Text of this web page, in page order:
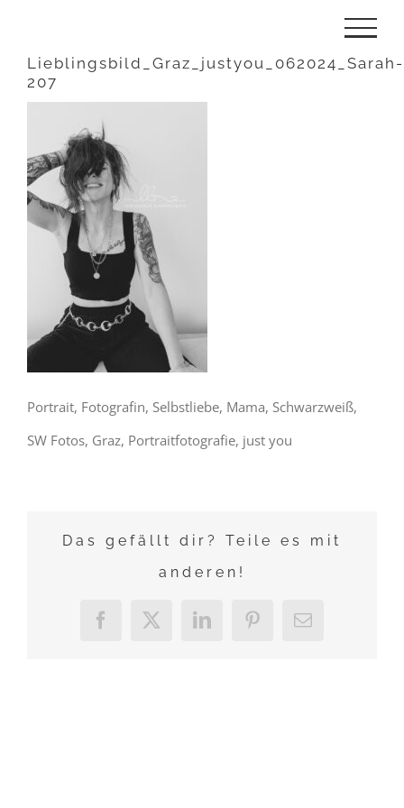
springen
Lieblingsbild_Graz_justyou_062024_Sarah-
207
Portrait, Fotografin, Selbstliebe, Mama, Schwarzweiß,
SW Fotos, Graz, Portraitfotografie, just you
Das gefällt dir? Teile es mit
anderen!
Facebook
X LinkedInPinterest
E-